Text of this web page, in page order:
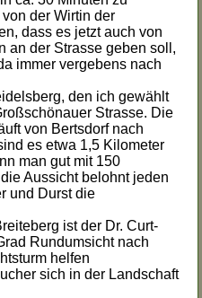
der Wirtin der
dass es jetzt auch von
an der Strasse geben soll,
immer vergebens nach
den ich gewählt
Strasse. Die
von Bertsdorf nach
es etwa 1,5 Kilometer
man gut mit 150
Aussicht belohnt jeden
und Durst die
ist der Dr. Curt-
Rundumsicht nach
helfen
sich in der Landschaft